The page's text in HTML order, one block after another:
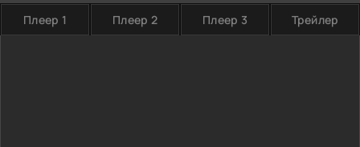
Плеер 1 Плеер 2 Плеер 3 Трейлер